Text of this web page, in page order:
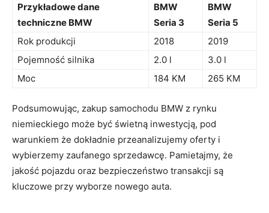
Przykładowe dane
techniczne BMW
BMW
Seria 3
BMW
⁣Seria 5
Rok produkcji
2018
2019
Pojemność silnika
2.0 l
3.0 l
Moc
184 KM 265 KM
Podsumowując, zakup samochodu ​BMW z rynku
niemieckiego może być​ świetną inwestycją, pod
warunkiem że dokładnie przeanalizujemy⁤ oferty⁢ i
wybierzemy zaufanego sprzedawcę.‌ Pamietajmy, że
jakość ⁢pojazdu oraz bezpieczeństwo transakcji są
kluczowe przy wyborze nowego auta.